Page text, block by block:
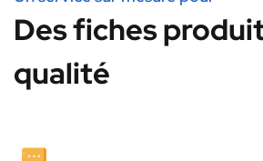
Des fiches
qualité